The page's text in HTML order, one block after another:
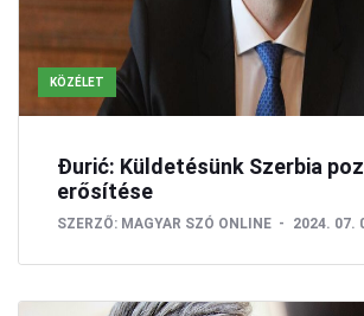
KÖZÉLET
Đurić: Küldetésünk Szerbia
erősítése
SZERZŐ: MAGYAR SZÓ ONLINE 2024. 07.